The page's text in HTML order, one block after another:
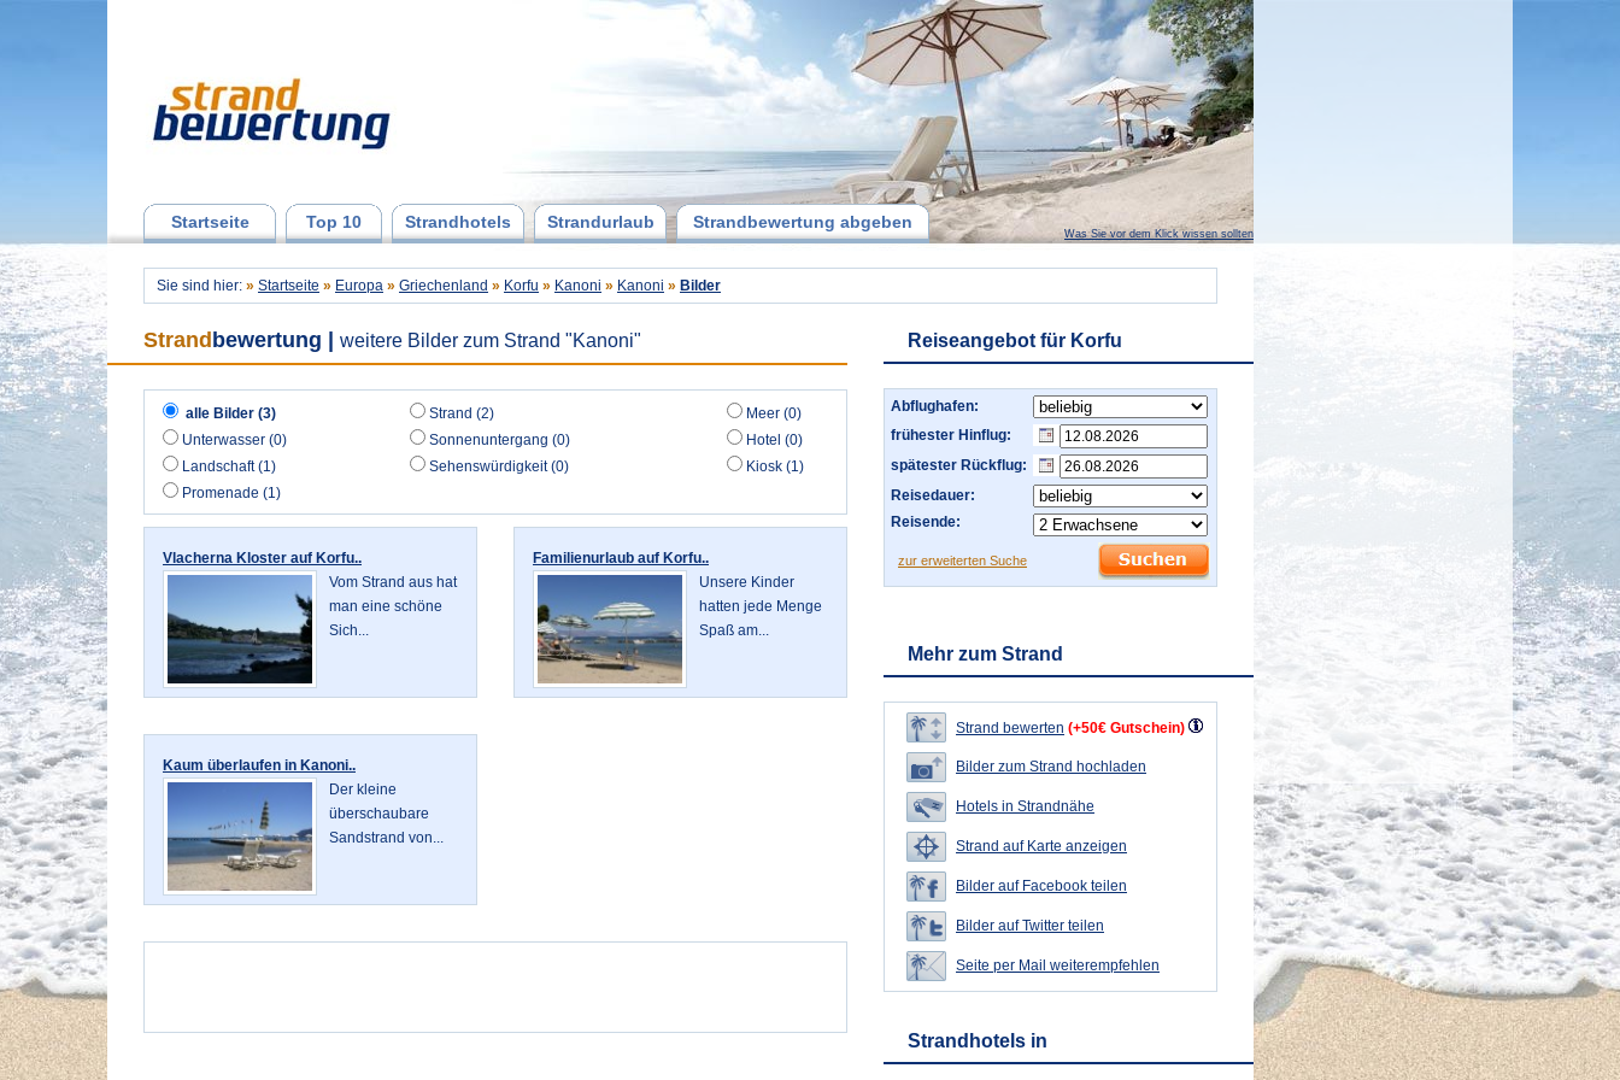
Startseite Top 10 Strandhotels Strandurlaub Strandbewertung abgeben
Was Sie vor dem Klick wissen sollten
Sie sind hier: » Startseite » Europa » Griechenland » Korfu » Kanoni » Kanoni » Bilder
Strand bewertung weitere Bilder zum Strand "Kanoni"
alle Bilder (3) Strand (2)
Meer (0)
Unterwasser (0)
Sonnenuntergang (0)
Hotel (0)
Landschaft (1)
Sehenswürdigkeit (0)
Kiosk (1)
Promenade (1)
Vlacherna Kloster auf Korfu..
Vom Strand aus hat
man eine schöne
Sich...
Familienurlaub auf Korfu..
Unsere Kinder
hatten jede Menge
Spaß am...
Kaum überlaufen in Kanoni..
Der kleine
überschaubare
Sandstrand von...
Reiseangebot für Korfu
Abflughafen:
frühester Hinflug:
spätester Rückflug:
Reisedauer:
Reisende:
zur erweiterten Suche
Mehr zum Strand
Strand bewerten (+50€ Gutschein)
Bilder zum Strand hochladen
Hotels in Strandnähe
Strand auf Karte anzeigen
Bilder auf Facebook teilen
Bilder auf Twitter teilen
Seite per Mail weiterempfehlen
Strandhotels in